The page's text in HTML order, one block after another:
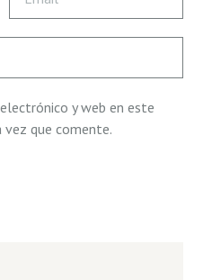
y web en este
vez que comente.